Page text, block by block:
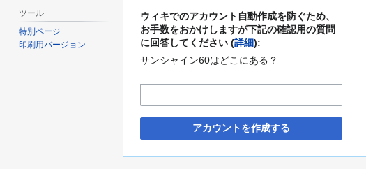
ウィキでのアカウント自動作成を防ぐため、
お手数をおかけしますが下記の確認用の質問
に回答してください (詳細):
サンシャイン60はどこにある？
アカウントを作成する
ツール
特別ページ
印刷用バージョン